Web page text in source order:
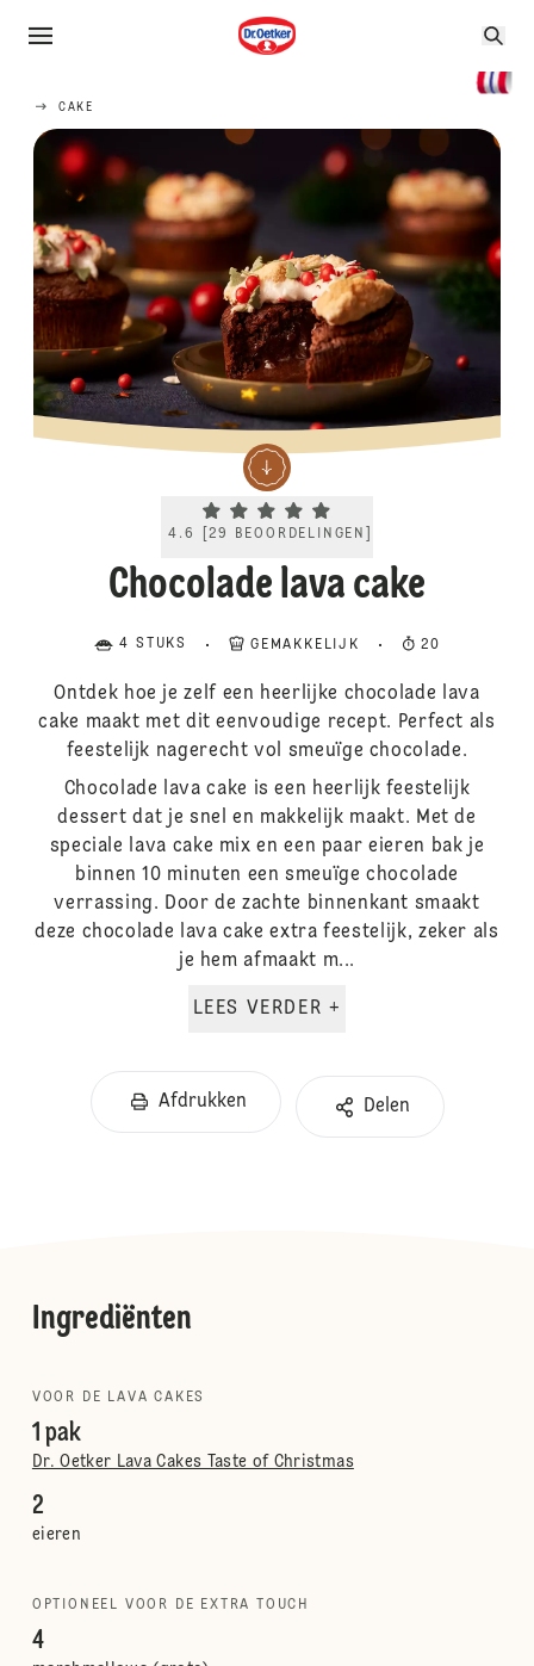
CAKE
Current rating 4.6. Click to rate.
4.6 [29 BEOORDELINGEN
Chocolade lava cake
4 STUKS GEMAKKELIJK 20
Ontdek hoe je zelf een heerlijke chocolade lava
cake maakt met dit eenvoudige recept. Perfect als
feestelijk nagerecht vol smeuïge chocolade.
Chocolade lava cake is een heerlijk feestelijk
dessert dat je snel en makkelijk maakt. Met de
speciale lava cake mix en een paar eieren bak je
binnen 10 minuten een smeuïge chocolade
verrassing. Door de zachte binnenkant smaakt
deze chocolade lava cake extra feestelijk, zeker als
je hem afmaakt m...
LEES VERDER +
Afdrukken Delen
Ingrediënten
VOOR DE LAVA CAKES
1 pak
Dr. Oetker Lava Cakes Taste of Christmas
2
eieren
OPTIONEEL VOOR DE EXTRA TOUCH
4